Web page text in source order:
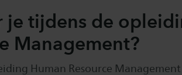
je tijdens de
Management?
Human Resource